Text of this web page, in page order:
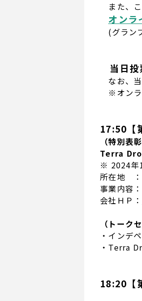
また、
オンラ
(グラン
当日投
なお、当
※オンラ
17:50【
（特別表彰
Terra
※ 2024年
所在地 ：
事業内容
会社ＨＰ：
（トーク
・インデ
・Terra
18:20【